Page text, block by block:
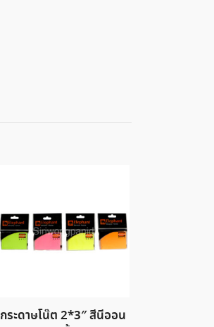
กระดาษโน๊ต 2*3″ สีนีออน